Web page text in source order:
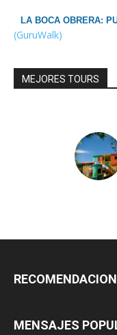
LA BOCA OBRERA:
(GuruWalk)
MEJORES TOURS
MENSAJES